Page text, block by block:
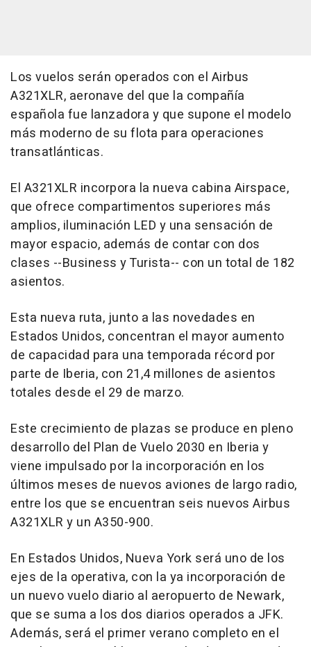
Los vuelos serán operados con el Airbus
A321XLR, aeronave del que la compañía
española fue lanzadora y que supone el modelo
más moderno de su flota para operaciones
transatlánticas.
El A321XLR incorpora la nueva cabina Airspace,
que ofrece compartimentos superiores más
amplios, iluminación LED y una sensación de
mayor espacio, además de contar con dos
clases --Business y Turista-- con un total de 182
asientos.
Esta nueva ruta, junto a las novedades en
Estados Unidos, concentran el mayor aumento
de capacidad para una temporada récord por
parte de Iberia, con 21,4 millones de asientos
totales desde el 29 de marzo.
Este crecimiento de plazas se produce en pleno
desarrollo del Plan de Vuelo 2030 en Iberia y
viene impulsado por la incorporación en los
últimos meses de nuevos aviones de largo radio,
entre los que se encuentran seis nuevos Airbus
A321XLR y un A350-900.
En Estados Unidos, Nueva York será uno de los
ejes de la operativa, con la ya incorporación de
un nuevo vuelo diario al aeropuerto de Newark,
que se suma a los dos diarios operados a JFK.
Además, será el primer verano completo en el